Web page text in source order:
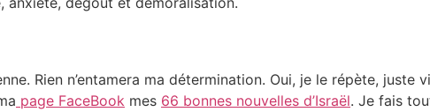
Rien n’entamera ma détermination. Oui, je le répète, juste
page FaceBook mes 66 bonnes nouvelles d’Israël. Je fais